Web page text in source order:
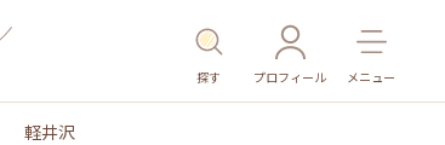
探す プロフィール メニュー
軽井沢